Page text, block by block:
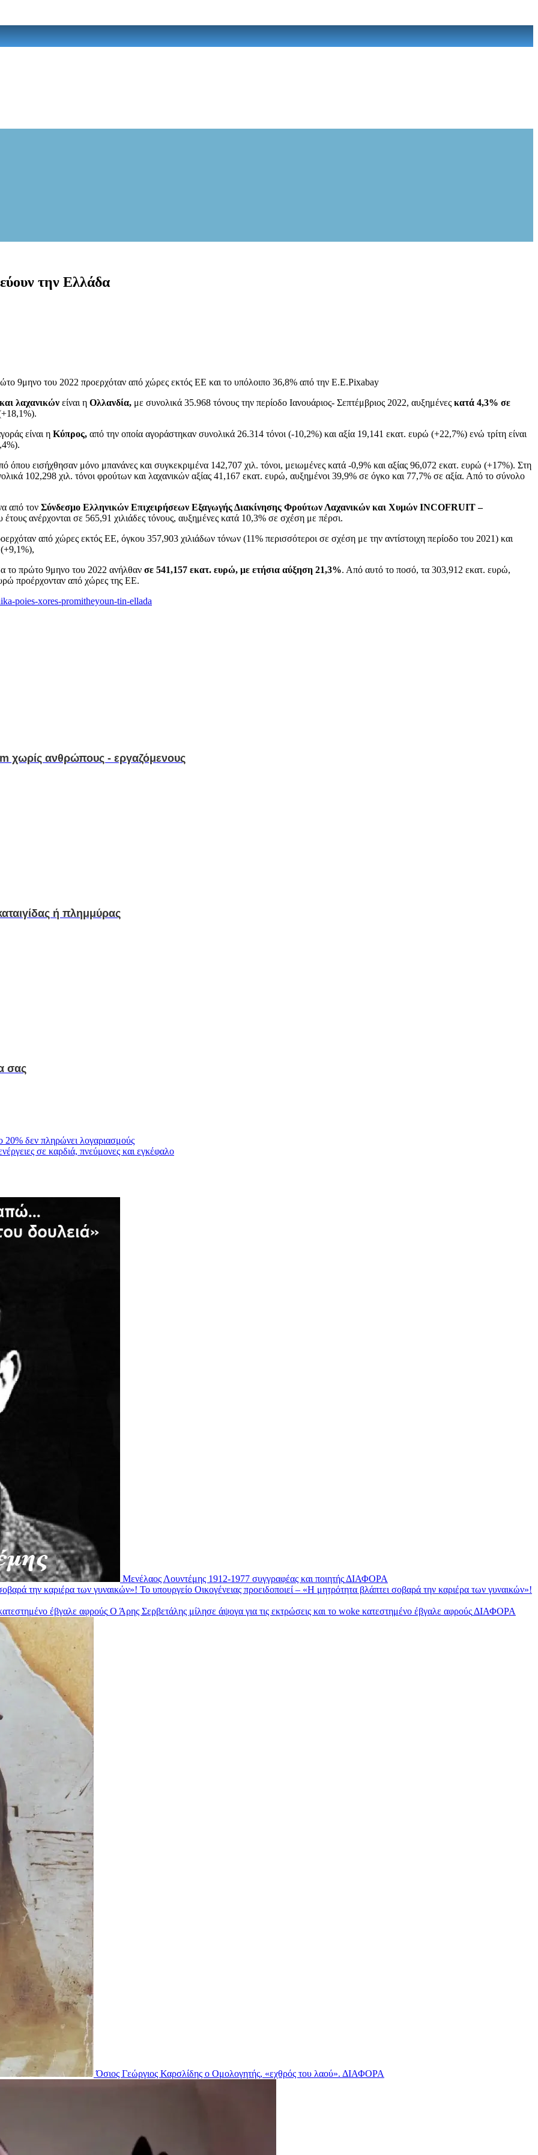
την Ελλάδα
9μηνο του 2022 προερχόταν από χώρες εκτός ΕΕ και το υπόλοιπο 36,8% από την Ε.Ε.Pixabay
και λαχανικών είναι η Ολλανδία, με συνολικά 35.968 τόνους την περίοδο Ιανουάριος- Σεπτέμβριος 2022, αυξημένες κατά 4,3% σε
είναι η Κύπρος, από την οποία αγοράστηκαν συνολικά 26.314 τόνοι (-10,2%) και αξία 19,141 εκατ. ευρώ (+22,7%) ενώ τρίτη είναι
όπου εισήχθησαν μόνο μπανάνες και συγκεκριμένα 142,707 χιλ. τόνοι, μειωμένες κατά -0,9% και αξίας 96,072 εκατ. ευρώ (+17%). Στη
102,298 χιλ. τόνοι φρούτων και λαχανικών αξίας 41,167 εκατ. ευρώ, αυξημένοι 39,9% σε όγκο και 77,7% σε αξία. Από το σύνολο
από τον Σύνδεσμο Ελληνικών Επιχειρήσεων Εξαγωγής Διακίνησης Φρούτων Λαχανικών και Χυμών INCOFRUIT –
ανέρχονται σε 565,91 χιλιάδες τόνους, αυξημένες κατά 10,3% σε σχέση με πέρσι.
από χώρες εκτός ΕΕ, όγκου 357,903 χιλιάδων τόνων (11% περισσότεροι σε σχέση με την αντίστοιχη περίοδο του 2021) και
(+9,1%),
το πρώτο 9μηνο του 2022 ανήλθαν σε 541,157 εκατ. ευρώ, με ετήσια αύξηση 21,3%. Από αυτό το ποσό, τα 303,912 εκατ. ευρώ,
προέρχονταν από χώρες της ΕΕ.
poies-xores-promitheyoun-tin-ellada
χωρίς ανθρώπους - εργαζόμενους
ή πλημμύρας
σας
20% δεν πληρώνει λογαριασμούς
σε καρδιά, πνεύμονες και εγκέφαλο
Μενέλαος Λουντέμης 1912-1977 συγγραφέας και ποιητής ΔΙΑΦΟΡΑ
Το υπουργείο Οικογένειας προειδοποιεί – «Η μητρότητα βλάπτει σοβαρά την καριέρα των γυναικών»!
Ο Άρης Σερβετάλης μίλησε άψογα για τις εκτρώσεις και το woke κατεστημένο έβγαλε αφρούς ΔΙΑΦΟΡΑ
Όσιος Γεώργιος Καρσλίδης ο Ομολογητής, «εχθρός του λαού». ΔΙΑΦΟΡΑ